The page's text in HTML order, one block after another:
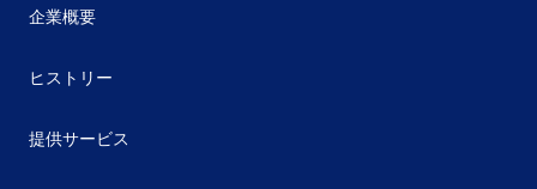
企業概要
ヒストリー
提供サービス